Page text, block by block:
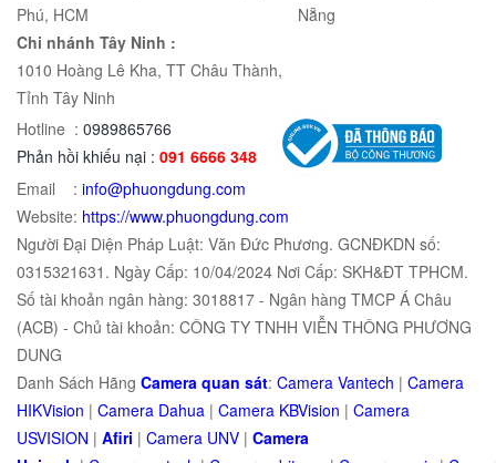
Phú, HCM
Nẵng
Chi nhánh Tây Ninh :
1010 Hoàng Lê Kha, TT Châu Thành,
Tỉnh Tây Ninh
Hotline : 0989865766
Phản hồi khiếu nại : 091 6666 348
Email : info@phuongdung.com
Website: https://www.phuongdung.com
Người Đại Diện Pháp Luật: Văn Đức Phương. GCNĐKDN số:
0315321631. Ngày Cấp: 10/04/2024 Nơi Cấp: SKH&ĐT TPHCM.
Số tài khoản ngân hàng: 3018817 - Ngân hàng TMCP Á Châu
(ACB) - Chủ tài khoản: CÔNG TY TNHH VIỄN THÔNG PHƯƠNG
DUNG
Danh Sách Hãng Camera quan sát: Camera Vantech | Camera
HIKVision | Camera Dahua | Camera KBVision | Camera
USVISION | Afiri | Camera UNV | Camera